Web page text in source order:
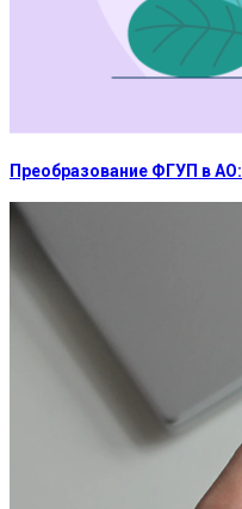
Преобразование ФГУП в